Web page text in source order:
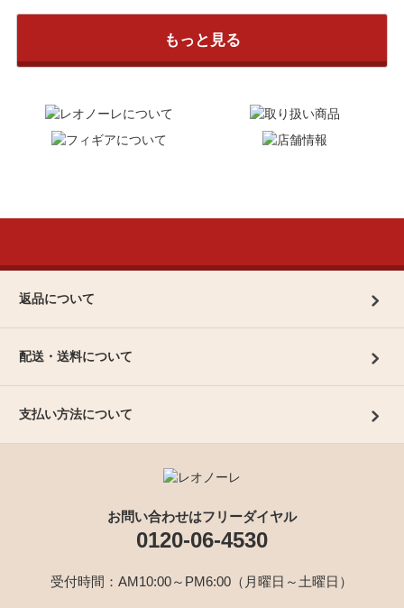
もっと見る
返品について
配送・送料について
支払い方法について
お問い合わせはフリーダイヤル
0120-06-4530
受付時間：AM10:00～PM6:00（月曜日～土曜日）